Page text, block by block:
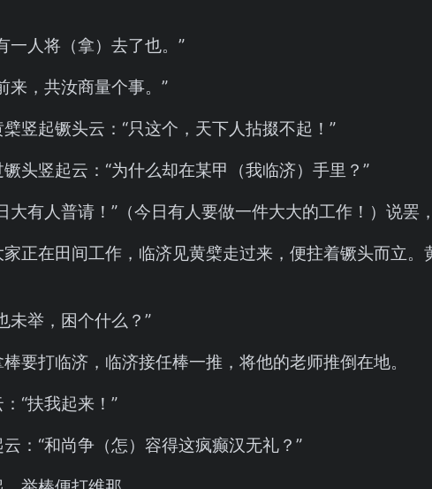
一人将（拿）去了也。”
来，共汝商量个事。”
竖起镢头云：“只这个，天下人拈掇不起！”
头竖起云：“为什么却在某甲（我临济）手里？”
大有人普请！”（今日有人要做一件大大的工作！）说罢
正在田间工作，临济见黄檗走过来，便拄着镢头而立。
未举，困个什么？”
要打临济，临济接任棒一推，将他的老师推倒在地。
“扶我起来！”
：“和尚争（怎）容得这疯癫汉无礼？”